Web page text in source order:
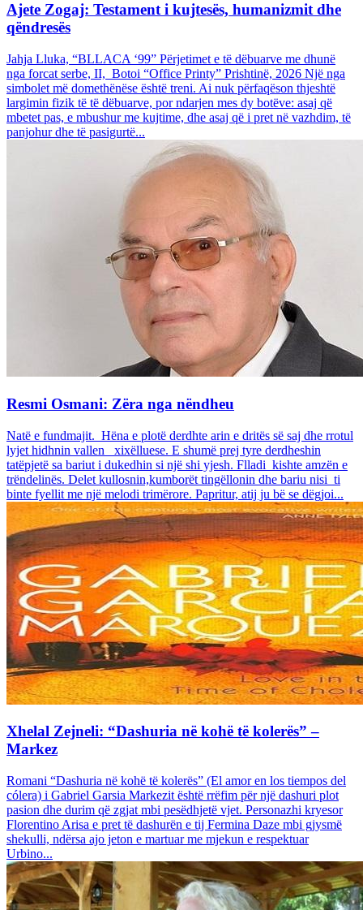
Ajete Zogaj: Testament i kujtesës, humanizmit dhe
qëndresës
Jahja Lluka, “BLLACA ‘99” Përjetimet e të dëbuarve me dhunë
nga forcat serbe, II, Botoi “Office Printy” Prishtinë, 2026 Një nga
simbolet më domethënëse është treni. Ai nuk përfaqëson thjeshtë
largimin fizik të të dëbuarve, por ndarjen mes dy botëve: asaj që
mbetet pas, e mbushur me kujtime, dhe asaj që i pret në vazhdim, të
panjohur dhe të pasigurtë...
Resmi Osmani: Zëra nga nëndheu
Natë e fundmajit. Hëna e plotë derdhte arin e dritës së saj dhe rrotul
lyjet hidhnin vallen xixëlluese. E shumë prej tyre derdheshin
tatëpjetë sa bariut i dukedhin si një shi yjesh. Flladi kishte amzën e
trëndelinës. Delet kullosnin,kumborët tingëllonin dhe bariu nisi ti
binte fyellit me një melodi trimërore. Papritur, atij ju bë se dëgjoi...
Xhelal Zejneli: “Dashuria në kohë të kolerës” –
Markez
Romani “Dashuria në kohë të kolerës” (El amor en los tiempos del
cólera) i Gabriel Garsia Markezit është rrëfim për një dashuri plot
pasion dhe durim që zgjat mbi pesëdhjetë vjet. Personazhi kryesor
Florentino Arisa e pret të dashurën e tij Fermina Daze mbi gjysmë
shekulli, ndërsa ajo jeton e martuar me mjekun e respektuar
Urbino...